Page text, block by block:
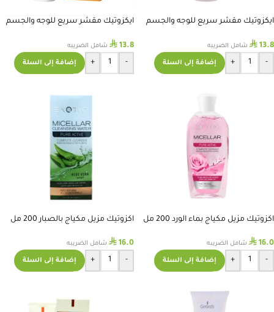
ايكزوتيك مقشر سريع للوجه والجسم
⃁ 13.8 شامل الضريبه
-
+ إضافة إلى السلة
ايكزوتيك مقشر سريع للوجه والجسم
⃁ 13.8 شامل الضريبه
-
+ إضافة إلى السلة
اكزوتيك مزيل مكياج بماء الورد 200 مل
⃁ 16.0 شامل الضريبه
-
+ إضافة إلى السلة
اكزوتيك مزيل مكياج بالصبار 200 مل
⃁ 16.0 شامل الضريبه
-
+ إضافة إلى السلة